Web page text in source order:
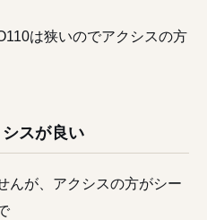
は狭いのでアクシスの方
スが良い
んが、アクシスの方がシー